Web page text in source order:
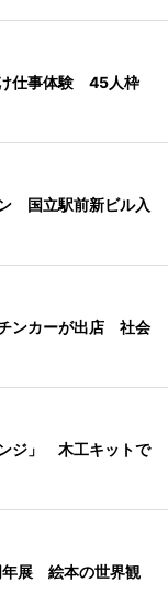
仕事体験 45人枠
国立駅前新ビル入
ンカーが出店 社会
ジ」 木工キットで
年展 絵本の世界観